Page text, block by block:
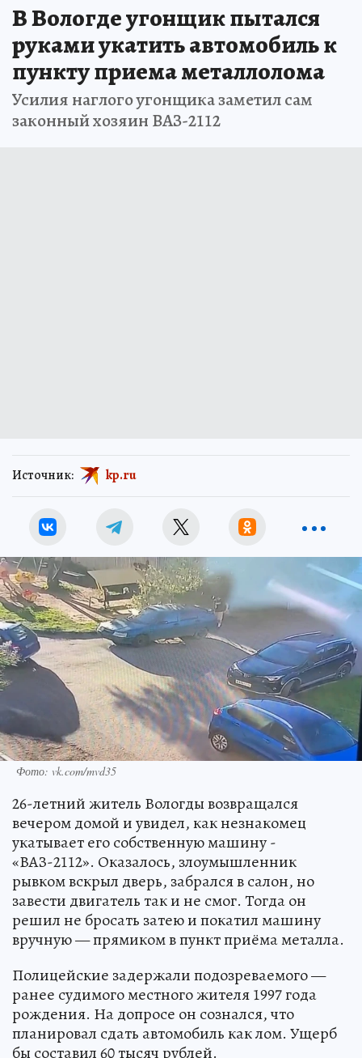
В Вологде угонщик пытался
руками укатить автомобиль к
пункту приема металлолома
Усилия наглого угонщика заметил сам
законный хозяин ВАЗ-2112
Источник: kp.ru
Фото: vk.com/mvd35
26-летний житель Вологды возвращался
вечером домой и увидел, как незнакомец
укатывает его собственную машину -
«ВАЗ-2112». Оказалось, злоумышленник
рывком вскрыл дверь, забрался в салон, но
завести двигатель так и не смог. Тогда он
решил не бросать затею и покатил машину
вручную — прямиком в пункт приёма металла.
Полицейские задержали подозреваемого —
ранее судимого местного жителя 1997 года
рождения. На допросе он сознался, что
планировал сдать автомобиль как лом. Ущерб
бы составил 60 тысяч рублей.